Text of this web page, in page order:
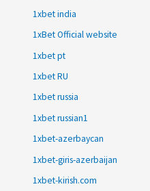
1xbet india
1xBet Official website
1xbet pt
1xbet RU
1xbet russia
1xbet russian1
1xbet-azerbaycan
1xbet-giris-azerbaijan
1xbet-kirish.com